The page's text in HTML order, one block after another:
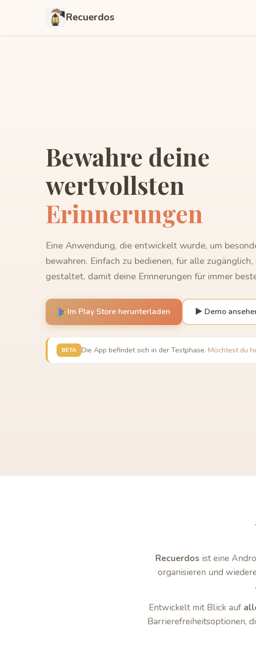
Recuerdos
Bewahre deine
wertvollsten
Erinnerungen
Eine Anwendung, die entwickelt wurde, um
bewahren. Einfach zu bedienen, für alle
gestaltet, damit deine Erinnerungen für immer
Im Play Store herunterladen ▶ Demo
BETA Die App befindet sich in der Testphase. Möchtest du
Recuerdos ist eine
organisieren und
Entwickelt mit Blick auf
Barrierefreiheitsoptionen,